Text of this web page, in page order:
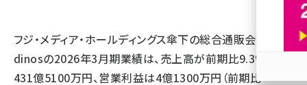
フジ・メディア・ホールディングス傘下の総合通販会社
dinosの2026年3月期業績は、売上高が前期比9.3%減の
431億5100万円、営業利益は4億1300万円（前期比